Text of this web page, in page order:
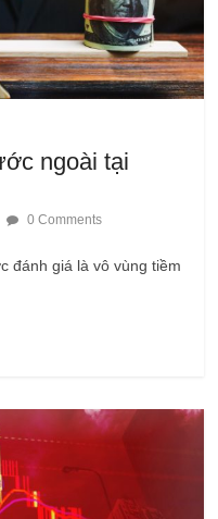
ngoài tại
0 Comments
đánh giá là vô vùng tiềm